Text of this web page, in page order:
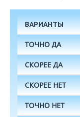
ВАРИАНТЫ
ТОЧНО ДА
СКОРЕЕ ДА
СКОРЕЕ НЕТ
ТОЧНО НЕТ